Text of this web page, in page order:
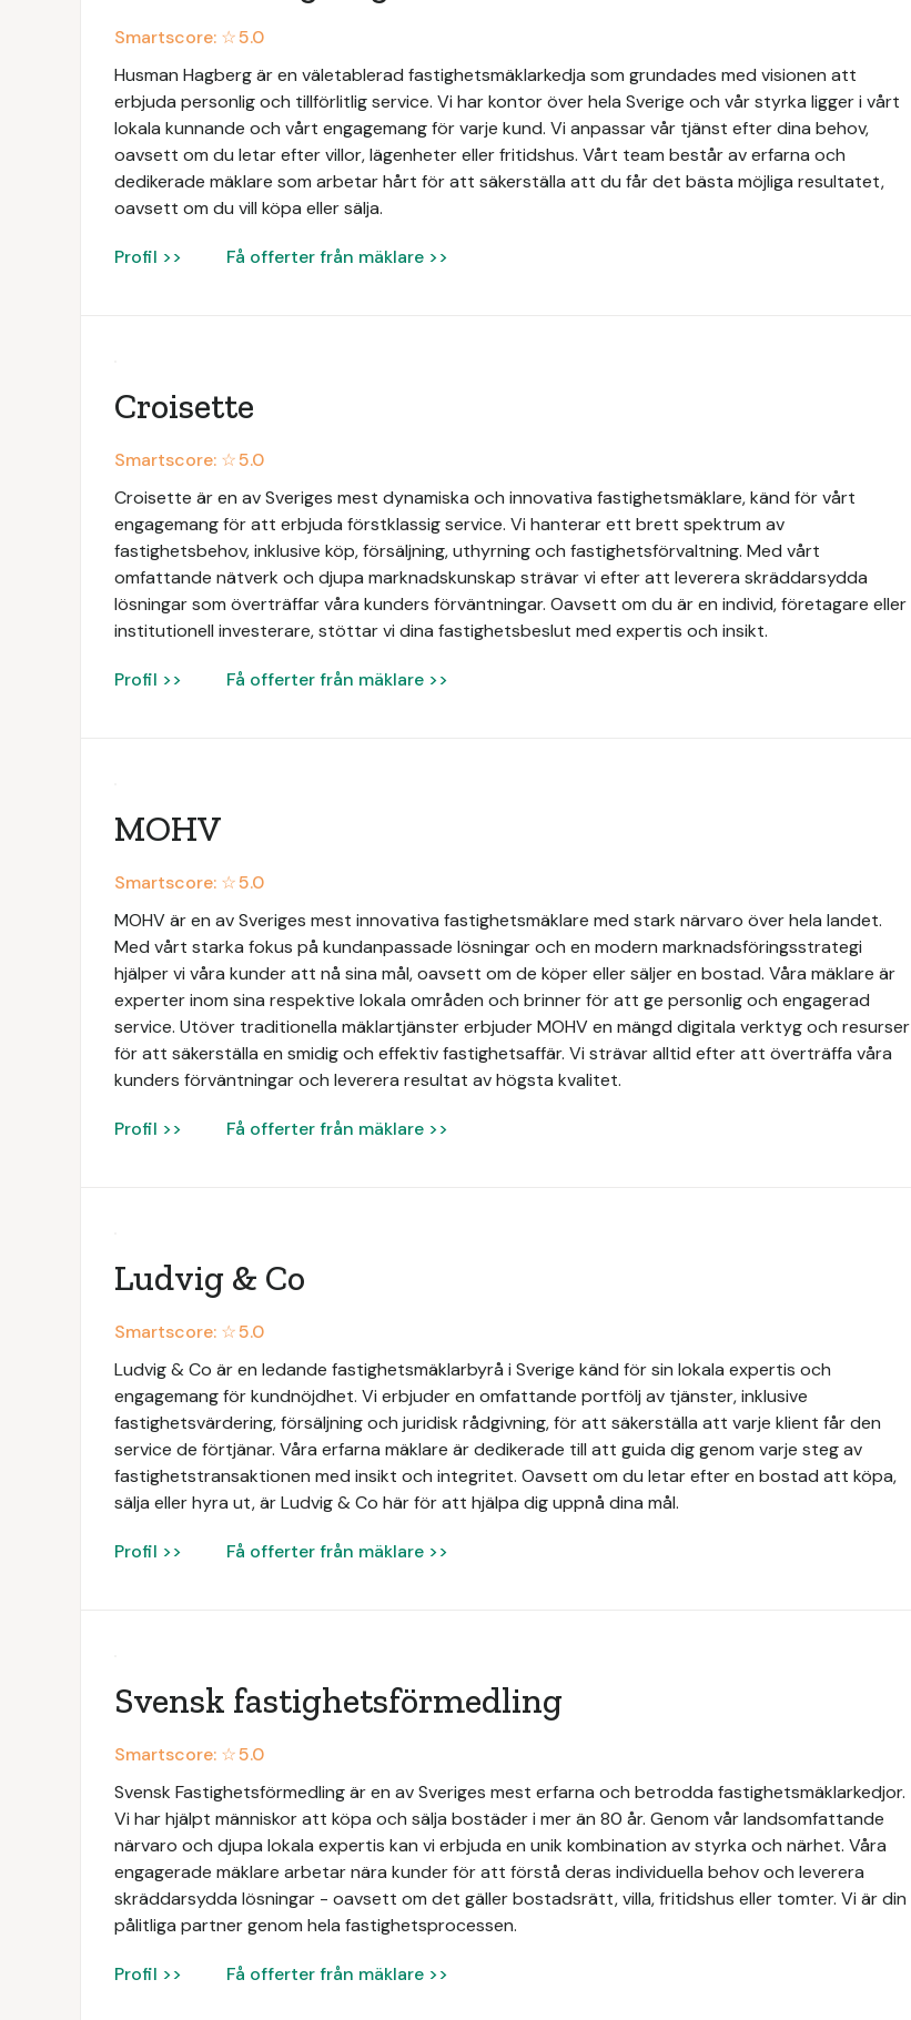
Smartscore: ☆5.0
Husman Hagberg är en väletablerad fastighetsmäklarkedja som grundades med visionen att
erbjuda personlig och tillförlitlig service. Vi har kontor över hela Sverige och vår styrka ligger i vårt
lokala kunnande och vårt engagemang för varje kund. Vi anpassar vår tjänst efter dina behov,
oavsett om du letar efter villor, lägenheter eller fritidshus. Vårt team består av erfarna och
dedikerade mäklare som arbetar hårt för att säkerställa att du får det bästa möjliga resultatet,
oavsett om du vill köpa eller sälja.
Profil >> Få offerter från mäklare >>
Croisette
Smartscore: ☆5.0
Croisette är en av Sveriges mest dynamiska och innovativa fastighetsmäklare, känd för vårt
engagemang för att erbjuda förstklassig service. Vi hanterar ett brett spektrum av
fastighetsbehov, inklusive köp, försäljning, uthyrning och fastighetsförvaltning. Med vårt
omfattande nätverk och djupa marknadskunskap strävar vi efter att leverera skräddarsydda
lösningar som överträffar våra kunders förväntningar. Oavsett om du är en individ, företagare eller
institutionell investerare, stöttar vi dina fastighetsbeslut med expertis och insikt.
Profil >> Få offerter från mäklare >>
MOHV
Smartscore: ☆5.0
MOHV är en av Sveriges mest innovativa fastighetsmäklare med stark närvaro över hela landet.
Med vårt starka fokus på kundanpassade lösningar och en modern marknadsföringsstrategi
hjälper vi våra kunder att nå sina mål, oavsett om de köper eller säljer en bostad. Våra mäklare är
experter inom sina respektive lokala områden och brinner för att ge personlig och engagerad
service. Utöver traditionella mäklartjänster erbjuder MOHV en mängd digitala verktyg och resurser
för att säkerställa en smidig och effektiv fastighetsaffär. Vi strävar alltid efter att överträffa våra
kunders förväntningar och leverera resultat av högsta kvalitet.
Profil >> Få offerter från mäklare >>
Ludvig & Co
Smartscore: ☆5.0
Ludvig & Co är en ledande fastighetsmäklarbyrå i Sverige känd för sin lokala expertis och
engagemang för kundnöjdhet. Vi erbjuder en omfattande portfölj av tjänster, inklusive
fastighetsvärdering, försäljning och juridisk rådgivning, för att säkerställa att varje klient får den
service de förtjänar. Våra erfarna mäklare är dedikerade till att guida dig genom varje steg av
fastighetstransaktionen med insikt och integritet. Oavsett om du letar efter en bostad att köpa,
sälja eller hyra ut, är Ludvig & Co här för att hjälpa dig uppnå dina mål.
Profil >> Få offerter från mäklare >>
Svensk fastighetsförmedling
Smartscore: ☆5.0
Svensk Fastighetsförmedling är en av Sveriges mest erfarna och betrodda fastighetsmäklarkedjor.
Vi har hjälpt människor att köpa och sälja bostäder i mer än 80 år. Genom vår landsomfattande
närvaro och djupa lokala expertis kan vi erbjuda en unik kombination av styrka och närhet. Våra
engagerade mäklare arbetar nära kunder för att förstå deras individuella behov och leverera
skräddarsydda lösningar - oavsett om det gäller bostadsrätt, villa, fritidshus eller tomter. Vi är din
pålitliga partner genom hela fastighetsprocessen.
Profil >> Få offerter från mäklare >>